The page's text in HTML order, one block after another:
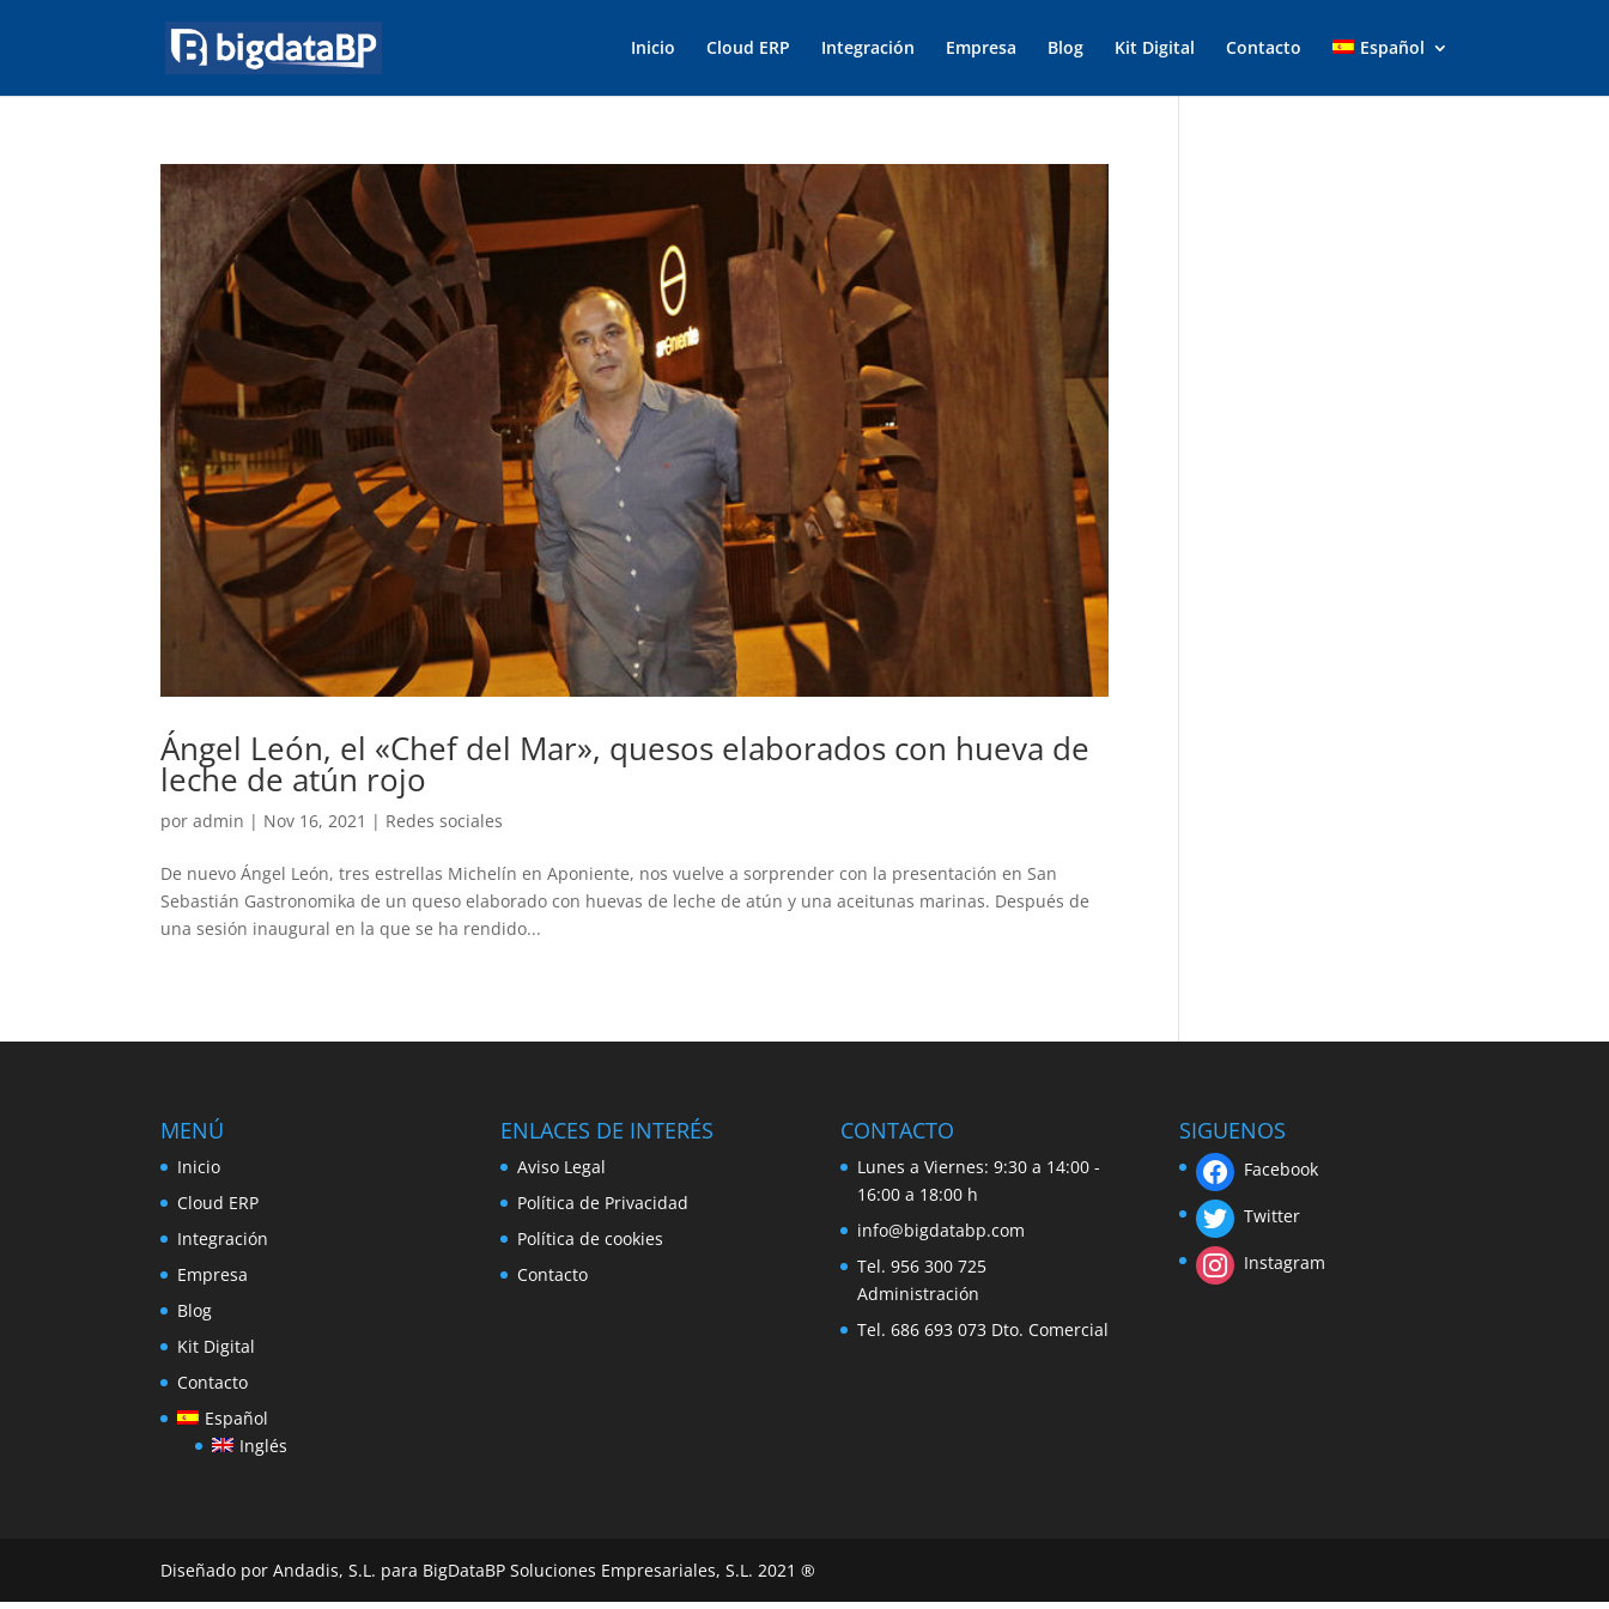
Inicio Cloud ERP Integración Empresa Blog Kit Digital Contacto Español
Ángel León, el «Chef del Mar», quesos elaborados con hueva de
leche de atún rojo
poradmin | Nov 16, 2021 | Redes sociales
De nuevo Ángel León, tres estrellas Michelín en Aponiente, nos vuelve a sorprender con la presentación en San
Sebastián Gastronomika de un queso elaborado con huevas de leche de atún y una aceitunas marinas. Después de
una sesión inaugural en la que se ha rendido...
MENÚ
Inicio
Cloud ERP
Integración
Empresa
Blog
Kit Digital
Contacto
Español
Inglés
ENLACES DE INTERÉS
Aviso Legal
Política de Privacidad
Política de cookies
Contacto
CONTACTO
Lunes a Viernes: 9:30 a 14:00 -
16:00 a 18:00 h
info@bigdatabp.com
Tel. 956 300 725
Administración
Tel. 686 693 073 Dto. Comercial
SIGUENOS
Facebook
Twitter
Instagram
Diseñado por Andadis, S.L. para BigDataBP Soluciones Empresariales, S.L. 2021 ®